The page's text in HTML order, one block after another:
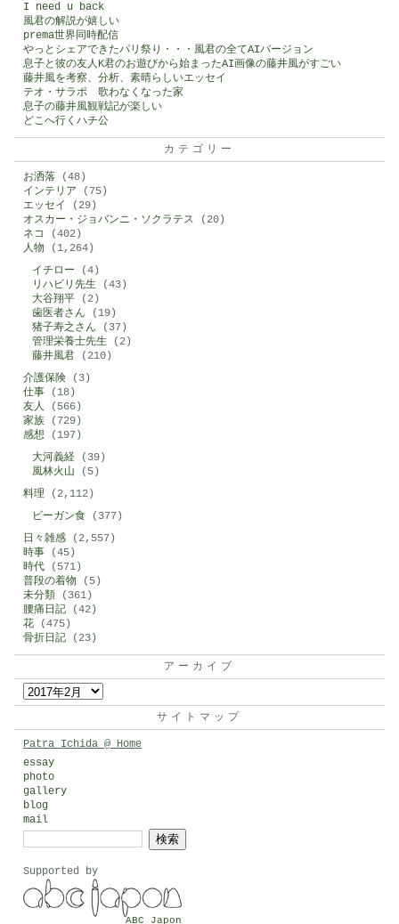
I need u back
風君の解説が嬉しい
prema世界同時配信
やっとシェアできたパリ祭り・・・風君の全てAIバージョン
息子と彼の友人K君のお遊びから始まったAI画像の藤井風がすごい
藤井風を考察、分析、素晴らしいエッセイ
テオ・サラポ 歌わなくなった家
息子の藤井風観戦記が楽しい
どこへ行くハチ公
カテゴリー
お洒落 (48)
インテリア (75)
エッセイ
(29)
オスカー・ジョバンニ・ソクラテス (20)
ネコ
(402)
人物 (1,264)
イチロー (4)
リハビリ先生 (43)
大谷翔平 (2)
歯医者さん (19)
猪子寿之さん (37)
管理栄養士先生 (2)
藤井風君 (210)
介護保険 (3)
仕事 (18)
友人 (566)
家族 (729)
感想 (197)
大河義経 (39)
風林火山 (5)
料理 (2,112)
ビーガン食 (377)
日々雑感 (2,557)
時事 (45)
時代 (571)
普段の着物 (5)
未分類 (361)
腰痛日記 (42)
花 (475)
骨折日記 (23)
アーカイブ
イ
サイトマップ
Patra Ichida @ Home
essay
photo
gallery
blog
mail
Supported by
ABC Japon